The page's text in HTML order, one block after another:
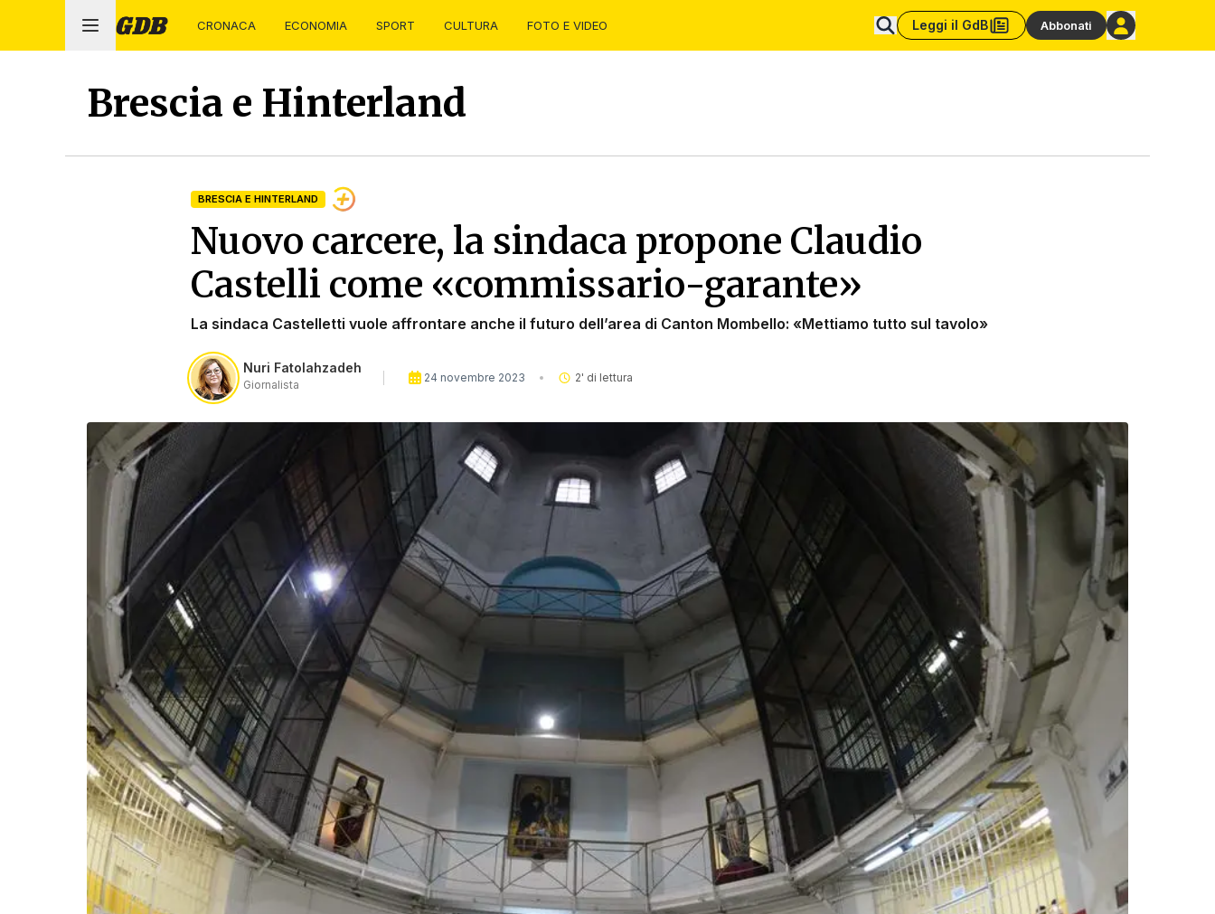
CRONACA ECONOMIA SPORT CULTURA FOTO E VIDEO Leggi il GdB Abbonati
Brescia e Hinterland
BRESCIA E HINTERLAND
Nuovo carcere, la sindaca propone Claudio
Castelli come «commissario-garante»
La sindaca Castelletti vuole affrontare anche il futuro dell’area di Canton Mombello: «Mettiamo tutto sul tavolo»
Nuri Fatolahzadeh
Giornalista
24 novembre 2023 2' di lettura